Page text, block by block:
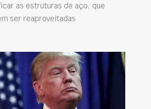
as estruturas de aço, que
ser reaproveitadas